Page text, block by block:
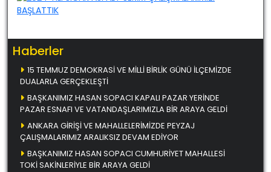
Haberler
15 TEMMUZ DEMOKRASİ VE MİLLİ BİRLİK GÜNÜ İLÇEMİZDE
DUALARLA GERÇEKLEŞTİ
BAŞKANIMIZ HASAN SOPACI KAPALI PAZAR YERİNDE
PAZAR ESNAFI VE VATANDAŞLARIMIZLA BİR ARAYA GELDİ
ANKARA GİRİŞİ VE MAHALLELERİMİZDE PEYZAJ
ÇALIŞMALARIMIZ ARALIKSIZ DEVAM EDİYOR
BAŞKANIMIZ HASAN SOPACI CUMHURİYET MAHALLESİ
TOKİ SAKİNLERİYLE BİR ARAYA GELDİ